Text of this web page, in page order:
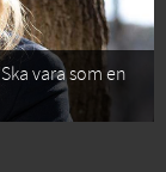
vara som en